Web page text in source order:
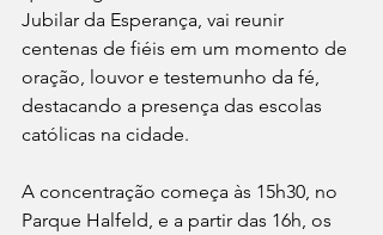
Jubilar da Esperança, vai reunir
centenas de fiéis em um momento de
oração, louvor e testemunho da fé,
destacando a presença das escolas
católicas na cidade.
A concentração começa às 15h30, no
Parque Halfeld, e a partir das 16h, os